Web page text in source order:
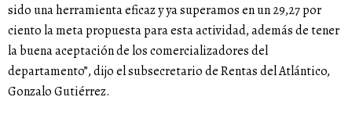
sido una herramienta eficaz y ya superamos en un 29,27 por
ciento la meta propuesta para esta actividad, además de tener
la buena aceptación de los comercializadores del
departamento”, dijo el subsecretario de Rentas del Atlántico,
Gonzalo Gutiérrez.